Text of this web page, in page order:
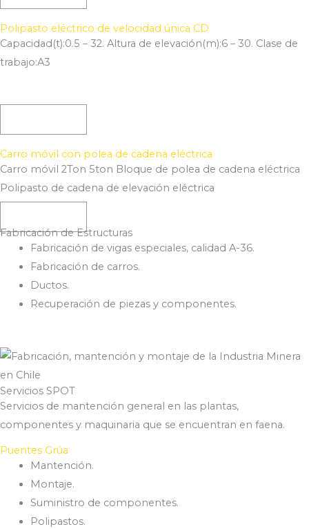
Polipasto eléctrico de velocidad única CD
Capacidad(t):0.5－32. Altura de elevación(m):6－30. Clase de
trabajo:A3
Carro móvil con polea de cadena eléctrica
Carro móvil 2Ton 5ton Bloque de polea de cadena eléctrica
Polipasto de cadena de elevación eléctrica
Fabricación de Estructuras​
Fabricación de vigas especiales, calidad A-36.
Fabricación de carros.
Ductos.
Recuperación de piezas y componentes.
Servicios SPOT
Servicios de mantención general en las plantas,
componentes y maquinaria que se encuentran en faena.
Puentes Grúa
Mantención.
Montaje.
Suministro de componentes.
Polipastos.